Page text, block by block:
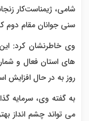
شامی، ژیمناست‌کار
سنی جوانان مقام دوم
وی خاطرنشان کرد:
های استان فعال و
روز به در حال افزایش
به گفته وی، سرمایه
می تواند چشم انداز